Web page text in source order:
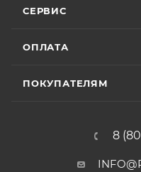
СЕРВИС
ОПЛАТА
ПОКУПАТЕЛЯМ
8